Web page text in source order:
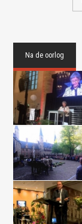
Na de oorlog